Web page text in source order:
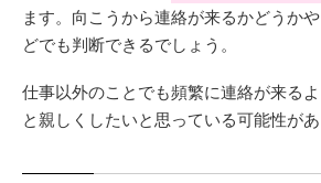
ます。向こうから連絡が来るかどうか
どでも判断できるでしょう。
仕事以外のことでも頻繁に連絡が来る
と親しくしたいと思っている可能性があ